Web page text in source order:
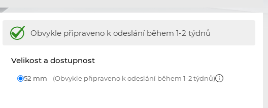
Obvykle připraveno k odeslání během 1-2 týdnů
Velikost a dostupnost
52 mm (Obvykle připraveno k odeslání během 1-2 týdnů)